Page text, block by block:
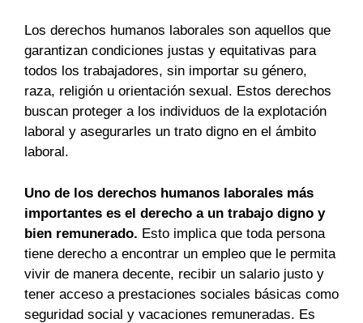
Los derechos humanos laborales son aquellos que
garantizan condiciones justas y equitativas para
todos los trabajadores, sin importar su género,
raza, religión u orientación sexual. Estos derechos
buscan proteger a los individuos de la explotación
laboral y asegurarles un trato digno en el ámbito
laboral.
Uno de los derechos humanos laborales más
importantes es el derecho a un trabajo digno y
bien remunerado. Esto implica que toda persona
tiene derecho a encontrar un empleo que le permita
vivir de manera decente, recibir un salario justo y
tener acceso a prestaciones sociales básicas como
seguridad social y vacaciones remuneradas. Es